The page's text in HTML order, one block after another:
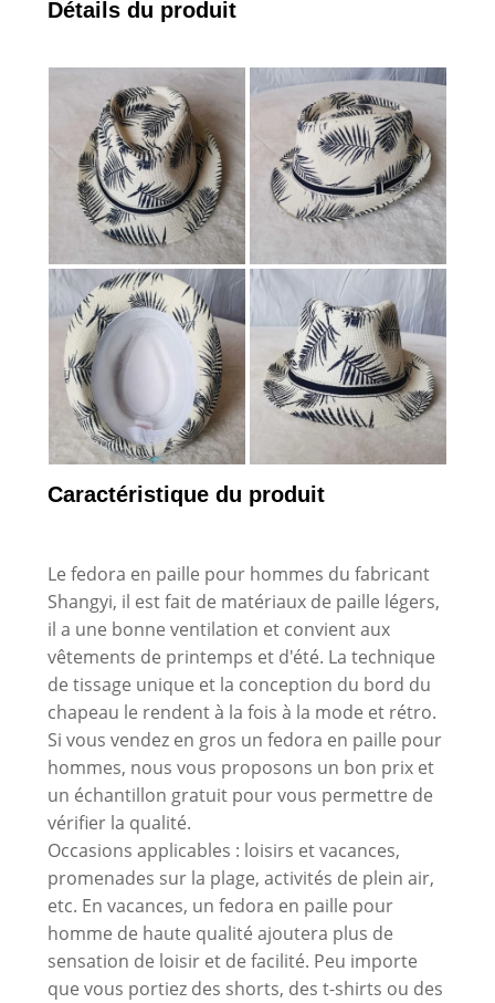
Détails du produit
Caractéristique du produit
Le fedora en paille pour hommes du fabricant
Shangyi, il est fait de matériaux de paille légers,
il a une bonne ventilation et convient aux
vêtements de printemps et d'été. La technique
de tissage unique et la conception du bord du
chapeau le rendent à la fois à la mode et rétro.
Si vous vendez en gros un fedora en paille pour
hommes, nous vous proposons un bon prix et
un échantillon gratuit pour vous permettre de
vérifier la qualité.
Occasions applicables : loisirs et vacances,
promenades sur la plage, activités de plein air,
etc. En vacances, un fedora en paille pour
homme de haute qualité ajoutera plus de
sensation de loisir et de facilité. Peu importe
que vous portiez des shorts, des t-shirts ou des